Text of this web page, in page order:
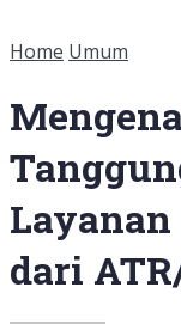
Home Umum
Layanan
dari